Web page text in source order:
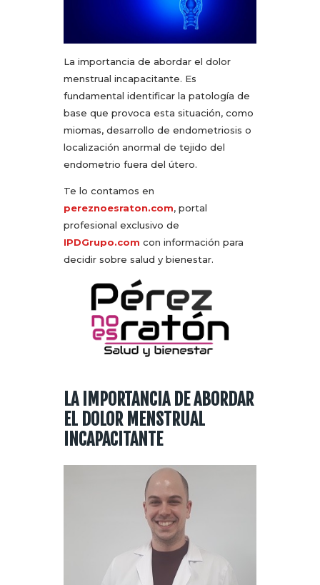
La importancia de abordar el dolor
menstrual incapacitante. Es
fundamental identificar la patología de
base que provoca esta situación, como
miomas, desarrollo de endometriosis o
localización anormal de tejido del
endometrio fuera del útero.
Te lo contamos en
pereznoesraton.com, portal
profesional exclusivo de
IPDGrupo.com con información para
decidir sobre salud y bienestar.
LA IMPORTANCIA DE ABORDAR
EL DOLOR MENSTRUAL
INCAPACITANTE